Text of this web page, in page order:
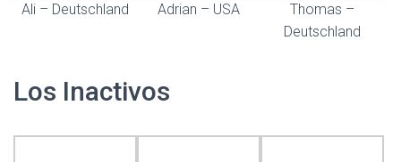
Ali – Deutschland Adrian – USA
Thomas –
Deutschland
Los Inactivos